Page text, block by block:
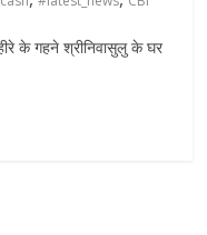
के गहने श्रीनिवासुलु के घर